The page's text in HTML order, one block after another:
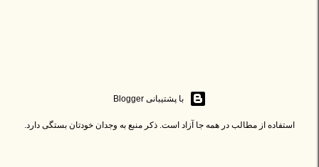
‏با پشتیبانی Blogger
استفاده از مطالب در همه جا آزاد است. ذکر منبع به وجدان خودتان بستگی دارد.